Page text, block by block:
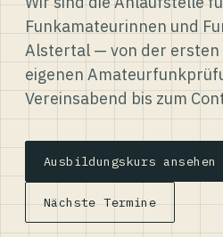
Funkamateurinnen und
Alstertal — von der ersten
eigenen
Vereinsabend bis zum
Ausbildungskurs ansehen
Nächste Termine